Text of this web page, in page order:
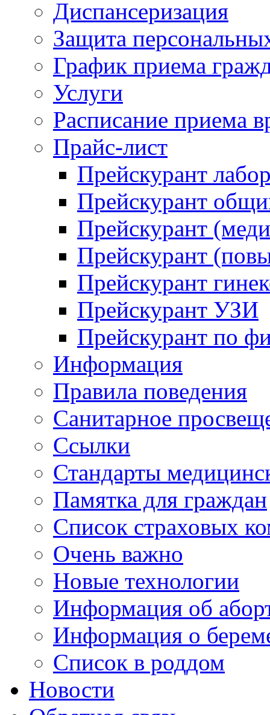
Диспансеризация
Защита
График приема
Услуги
Расписание приема
Прайс-лист
Прейскурант
Прейскурант
Прейскурант
Прейскурант
Прейскурант
Прейскурант УЗИ
Прейскурант по
Информация
Правила поведения
Санитарное
Ссылки
Стандарты
Памятка для граждан
Список страховых
Очень важно
Новые технологии
Информация об
Информация о
Список в роддом
Новости